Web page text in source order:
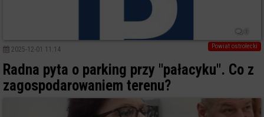
0
Powiat ostrołecki
2025-12-01 11:14
Radna pyta o parking przy "pałacyku". Co z
zagospodarowaniem terenu?